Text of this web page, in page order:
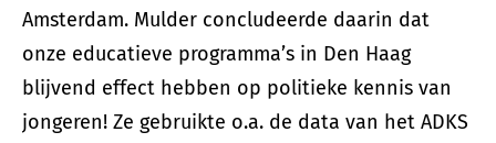
Amsterdam. Mulder concludeerde daarin dat
onze educatieve programma’s in Den Haag
blijvend effect hebben op politieke kennis van
jongeren! Ze gebruikte o.a. de data van het ADKS